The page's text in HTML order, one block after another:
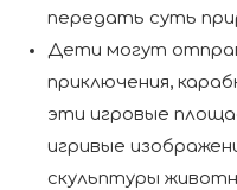
передать суть
Дети могут
приключения,
эти игровые
игривые
скульптуры